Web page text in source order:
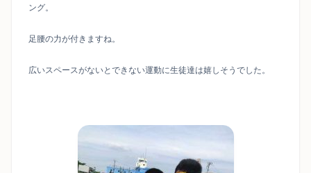
ング。
足腰の力が付きますね。
広いスペースがないとできない運動に生徒達は嬉しそうでした。